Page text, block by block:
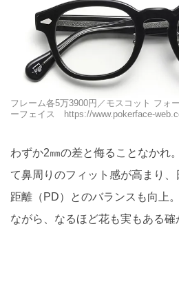
フレーム各5万3900円／モスコット フォ
ーフェイス https://www.pokerface-
わずか2㎜の差と侮ることなかれ
て鼻周りのフィット感が高まり
距離（PD）とのバランスも向上
ながら、なるほど花も実もある確